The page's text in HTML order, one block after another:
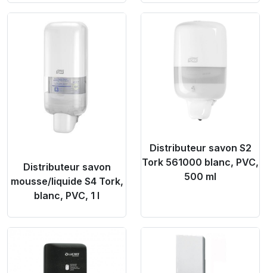
Product Link
Distributeur savon
mousse/liquide S4 Tork,
blanc, PVC, 1 l
Product Link
Distributeur savon S2
Tork 561000 blanc, PVC,
500 ml
Product Link